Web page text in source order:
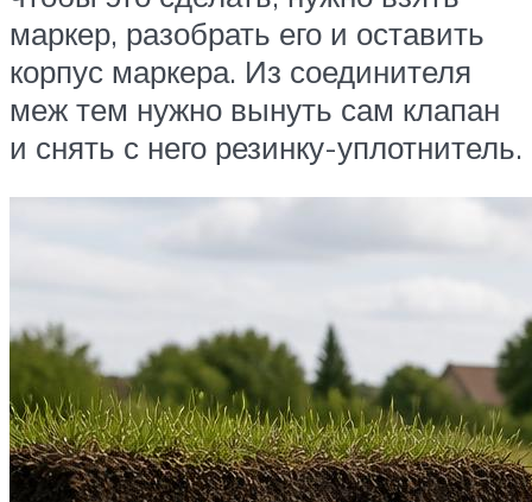
маркер, разобрать его и оставить
корпус маркера. Из соединителя
меж тем нужно вынуть сам клапан
и снять с него резинку-уплотнитель.